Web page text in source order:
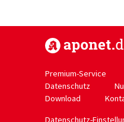
Premium-Service
Datenschutz
Download
Datenschutz-